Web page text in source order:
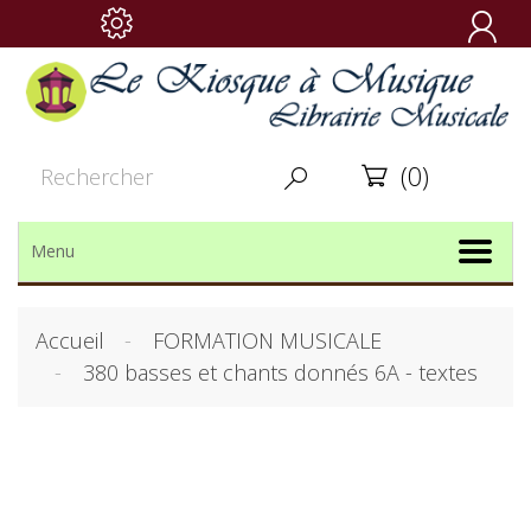

  (0)
Menu
Accueil
FORMATION MUSICALE
380 basses et chants donnés 6A - textes